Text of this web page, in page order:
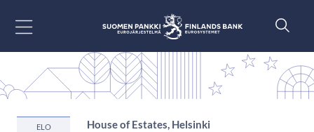
ELO
House of Estates, Helsinki